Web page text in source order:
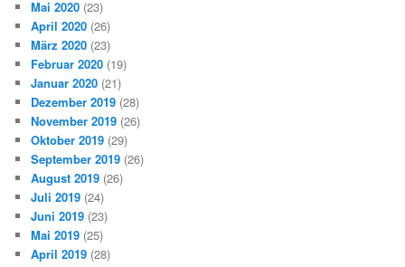
Mai 2020 (23)
April 2020 (26)
März 2020 (23)
Februar 2020 (19)
Januar 2020 (21)
Dezember 2019 (28)
November 2019 (26)
Oktober 2019 (29)
September 2019 (26)
August 2019 (26)
Juli 2019 (24)
Juni 2019 (23)
Mai 2019 (25)
April 2019 (28)